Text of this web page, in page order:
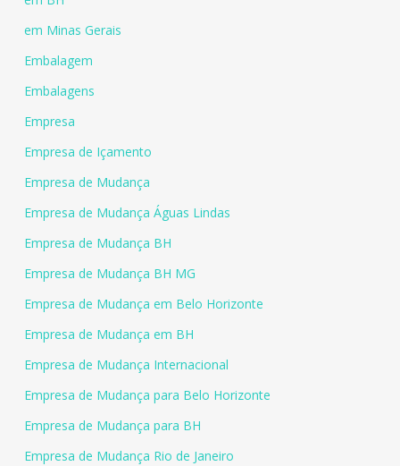
em Minas Gerais
Embalagem
Embalagens
Empresa
Empresa de Içamento
Empresa de Mudança
Empresa de Mudança Águas Lindas
Empresa de Mudança BH
Empresa de Mudança BH MG
Empresa de Mudança em Belo Horizonte
Empresa de Mudança em BH
Empresa de Mudança Internacional
Empresa de Mudança para Belo Horizonte
Empresa de Mudança para BH
Empresa de Mudança Rio de Janeiro